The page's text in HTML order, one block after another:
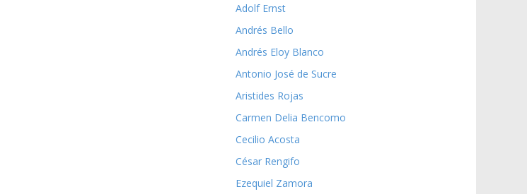
Adolf Ernst
Andrés Bello
Andrés Eloy Blanco
Antonio José de Sucre
Aristides Rojas
Carmen Delia Bencomo
Cecilio Acosta
César Rengifo
Ezequiel Zamora